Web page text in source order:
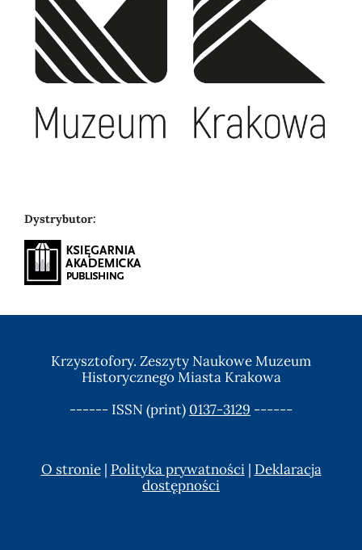
Dystrybutor:
Krzysztofory. Zeszyty Naukowe Muzeum
Historycznego Miasta Krakowa
------ ISSN (print) 0137-3129 ------
O stronie| Polityka prywatności| Deklaracja
dostępności